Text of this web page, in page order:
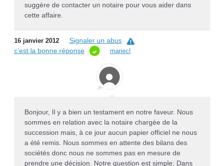
suggère de contacter un notaire pour vous aider dans
cette affaire.
16 janvier 2012
Signaler un abus
c’est la bonne réponse
mariecl
Bonjour, Il y a bien un testament en notre faveur. Nous
sommes en relation avec la notaire chargée de la
succession mais, à ce jour aucun papier officiel ne nous
a été remis. Nous sommes en attente des bilans des
sociétés donc nous ne sommes pas en mesure de
prendre une décision. Notre question est simple: Dans